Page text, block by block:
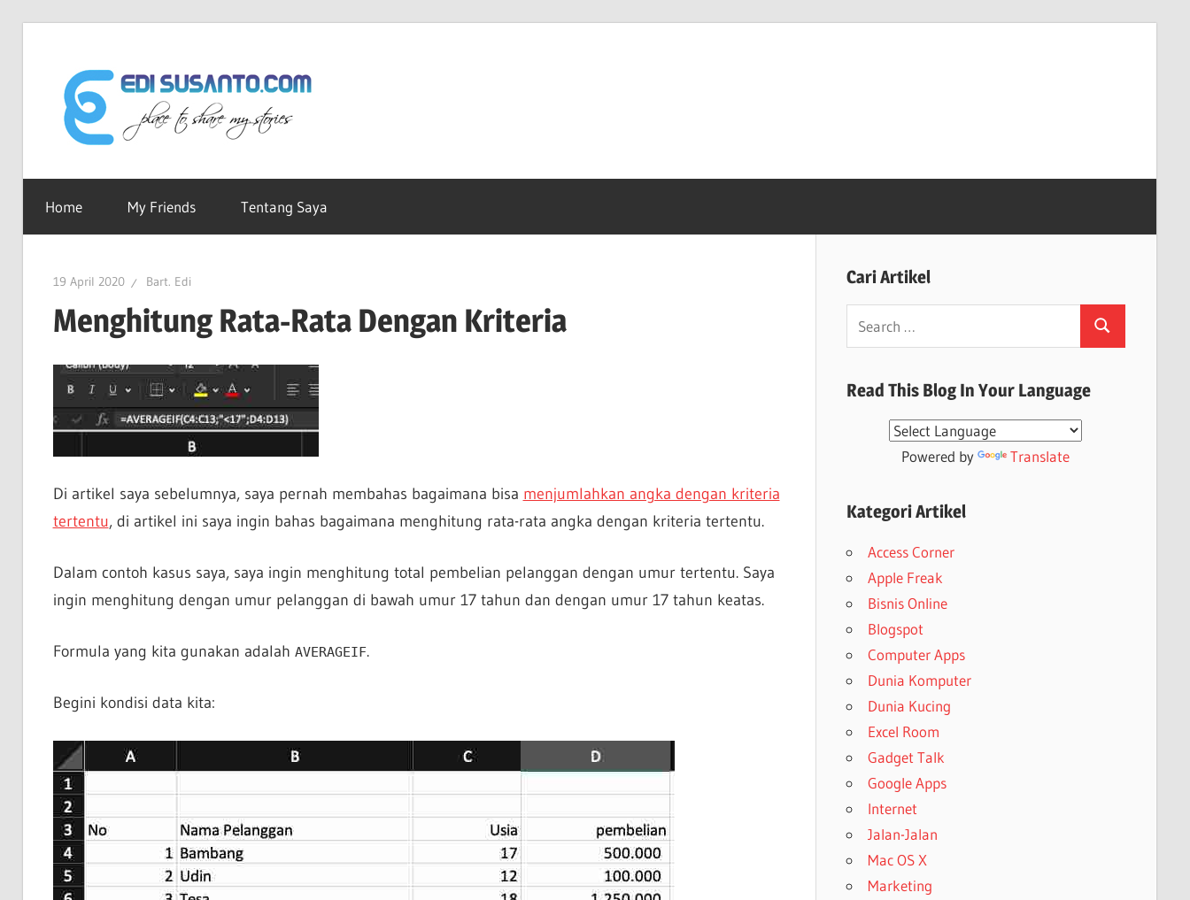
content
dot
ku
Untuk
Berbagi
Home My Friends Tentang Saya
19 April 2020 Bart. Edi
Menghitung Rata-Rata Dengan Kriteria
Di artikel saya sebelumnya, saya pernah membahas bagaimana bisa menjumlahkan angka dengan kriteria
tertentu, di artikel ini saya ingin bahas bagaimana menghitung rata-rata angka dengan kriteria tertentu.
Dalam contoh kasus saya, saya ingin menghitung total pembelian pelanggan dengan umur tertentu. Saya
ingin menghitung dengan umur pelanggan di bawah umur 17 tahun dan dengan umur 17 tahun keatas.
Formula yang kita gunakan adalah AVERAGEIF.
Begini kondisi data kita:
Cari Artikel
Search
Read This Blog In Your Language
Powered by Translate
Kategori Artikel
Access Corner
Apple Freak
Bisnis Online
Blogspot
Computer Apps
Dunia Komputer
Dunia Kucing
Excel Room
Gadget Talk
Google Apps
Internet
Jalan-Jalan
Mac OS X
Marketing